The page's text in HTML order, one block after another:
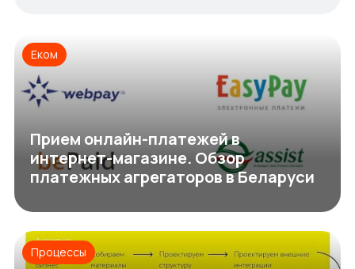
Еком
Прием онлайн-платежей в
интернет-магазине. Обзор
платежных агрегаторов в Беларуси
Процессы